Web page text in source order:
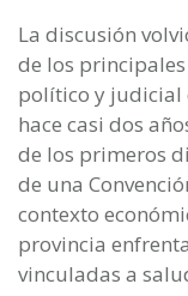
La discusión
de los
político y judicial
hace casi dos
de los primeros
de una
contexto
provincia
vinculadas a